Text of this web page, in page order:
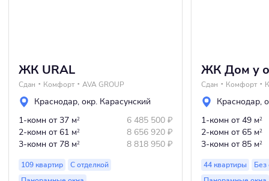
ЖК URAL
Сдан Комфорт AVA GROUP
Краснодар, окр. Карасунский
1-комн от 37 м2 6 485 500 ₽
2-комн от 61 м2 8 656 920 ₽
3-комн от 78 м2 8 818 950 ₽
109 квартир
С отделкой
ЖК Дом у
Сдан Комфорт
Краснодар,
1-комн от 49 м2
2-комн от 65 м2
3-комн от 85 м2
44 квартиры
Без